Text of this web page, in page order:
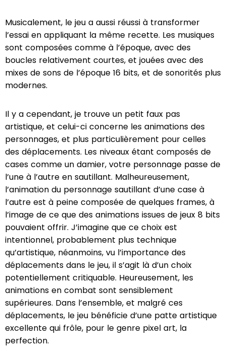
Musicalement, le jeu a aussi réussi à transformer
l’essai en appliquant la même recette. Les musiques
sont composées comme à l’époque, avec des
boucles relativement courtes, et jouées avec des
mixes de sons de l’époque 16 bits, et de sonorités plus
modernes.
Il y a cependant, je trouve un petit faux pas
artistique, et celui-ci concerne les animations des
personnages, et plus particulièrement pour celles
des déplacements. Les niveaux étant composés de
cases comme un damier, votre personnage passe de
l’une à l’autre en sautillant. Malheureusement,
l’animation du personnage sautillant d’une case à
l’autre est à peine composée de quelques frames, à
l’image de ce que des animations issues de jeux 8 bits
pouvaient offrir. J’imagine que ce choix est
intentionnel, probablement plus technique
qu’artistique, néanmoins, vu l’importance des
déplacements dans le jeu, il s’agit là d’un choix
potentiellement critiquable. Heureusement, les
animations en combat sont sensiblement
supérieures. Dans l’ensemble, et malgré ces
déplacements, le jeu bénéficie d’une patte artistique
excellente qui frôle, pour le genre pixel art, la
perfection.